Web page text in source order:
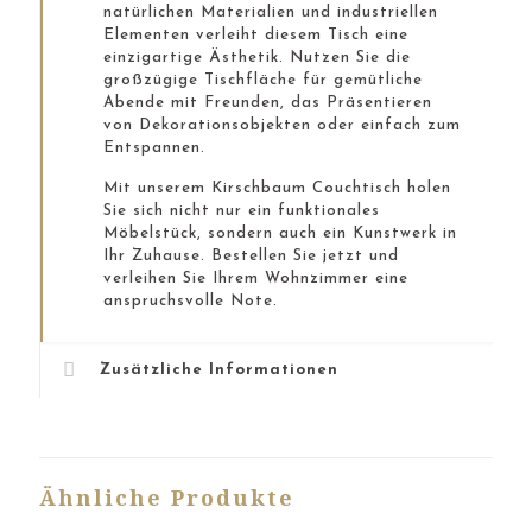
natürlichen Materialien und industriellen
Elementen verleiht diesem Tisch eine
einzigartige Ästhetik. Nutzen Sie die
großzügige Tischfläche für gemütliche
Abende mit Freunden, das Präsentieren
von Dekorationsobjekten oder einfach zum
Entspannen.
Mit unserem Kirschbaum Couchtisch holen
Sie sich nicht nur ein funktionales
Möbelstück, sondern auch ein Kunstwerk in
Ihr Zuhause. Bestellen Sie jetzt und
verleihen Sie Ihrem Wohnzimmer eine
anspruchsvolle Note.
Zusätzliche Informationen
Ähnliche Produkte